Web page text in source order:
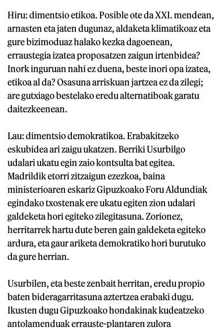
Hiru: dimentsio etikoa. Posible ote da XXI. mendean,
arnasten eta jaten dugunaz, aldaketa klimatikoaz eta
gure bizimoduaz halako kezka dagoenean,
erraustegia izatea proposatzen zaigun irtenbidea?
Inork inguruan nahi ez duena, beste inori opa izatea,
etikoa al da? Osasuna arriskuan jartzea ez da zilegi;
are gutxiago bestelako eredu alternatiboak garatu
daitezkeenean.
Lau: dimentsio demokratikoa. Erabakitzeko
eskubidea ari zaigu ukatzen. Berriki Usurbilgo
udalari ukatu egin zaio kontsulta bat egitea.
Madrildik etorri zitzaigun ezezkoa, baina
ministerioaren eskariz Gipuzkoako Foru Aldundiak
egindako txostenak ere ukatu egiten zion udalari
galdeketa hori egiteko zilegitasuna. Zorionez,
herritarrek hartu dute beren gain galdeketa egiteko
ardura, eta gaur ariketa demokratiko hori burutuko
da gure herrian.
Usurbilen, eta beste zenbait herritan, eredu propio
baten bideragarritasuna aztertzea erabaki dugu.
Ikusten dugu Gipuzkoako hondakinak kudeatzeko
antolamenduak errauste-plantaren zulora